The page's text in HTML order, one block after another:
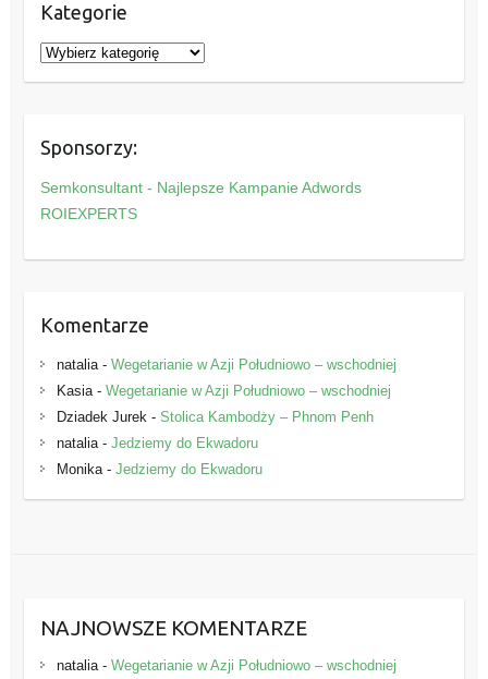
Kategorie
K
a
g
o
r
e
Sponsorzy:
Semkonsultant - Najlepsze Kampanie Adwords
ROIEXPERTS
Komentarze
natalia- Wegetarianie w Azji Południowo – wschodniej
Kasia- Wegetarianie w Azji Południowo – wschodniej
Dziadek Jurek- Stolica Kambodży – Phnom Penh
natalia- Jedziemy do Ekwadoru
Monika- Jedziemy do Ekwadoru
NAJNOWSZE KOMENTARZE
natalia- Wegetarianie w Azji Południowo – wschodniej